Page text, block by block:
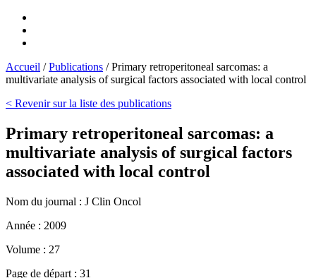
Accueil /Publications /Primary retroperitoneal sarcomas: a
multivariate analysis of surgical factors associated with local control
< Revenir sur la liste des publications
Primary retroperitoneal sarcomas: a
multivariate analysis of surgical factors
associated with local control
Nom du journal : J Clin Oncol
Année : 2009
Volume : 27
Page de départ : 31